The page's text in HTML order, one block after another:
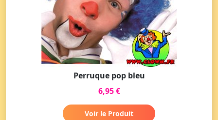
Perruque pop bleu
6,95 €
Voir le Produit